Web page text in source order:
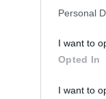
Personal
I want to
Opted In
I want to